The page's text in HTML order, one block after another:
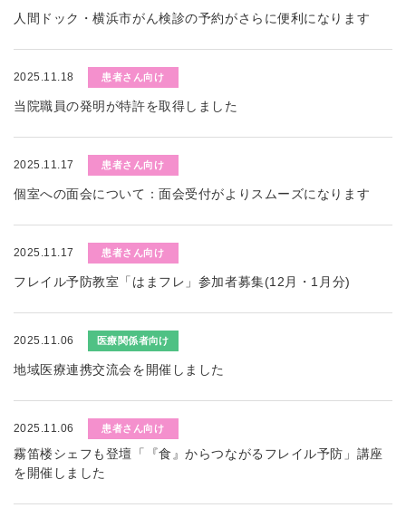
人間ドック・横浜市がん検診の予約がさらに便利になります
2025.11.18 患者さん向け
当院職員の発明が特許を取得しました
2025.11.17 患者さん向け
個室への面会について：面会受付がよりスムーズになります
2025.11.17 患者さん向け
フレイル予防教室「はまフレ」参加者募集(12月・1月分)
2025.11.06 医療関係者向け
地域医療連携交流会を開催しました
2025.11.06 患者さん向け
霧笛楼シェフも登壇「『食』からつながるフレイル予防」講座
を開催しました